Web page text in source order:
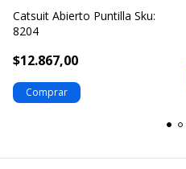
Catsuit Abierto Puntilla Sku:
8204
$12.867,00